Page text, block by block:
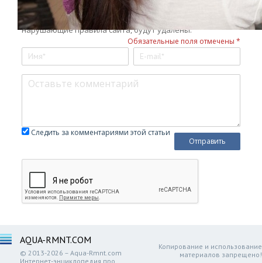
сторонние ресурсы, враждебные заявления в сторону
администрации и посетителей ресурса. Комментарии,
нарушающие правила сайта, будут удалены.
Обязательные поля отмечены *
Следить за комментариями этой статьи
AQUA-RMNT.COM
© 2013-2026 – Aqua-Rmnt.com
Интернет-энциклопедия про
Копирование и использование
материалов запрещено!